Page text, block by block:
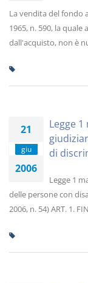
La vendita del fondo
1965, n. 590, la
dall'acquisto, non è
21
giu
2006
Legge
di
Legge 1
delle persone con
2006, n. 54) ART. 1.